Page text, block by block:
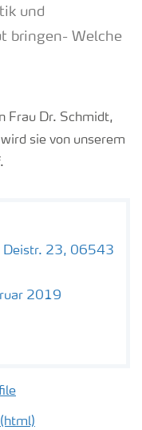
und
bringen- Welche
Frau Dr. Schmidt,
sie von unserem
Deistr. 23, 06543
2019